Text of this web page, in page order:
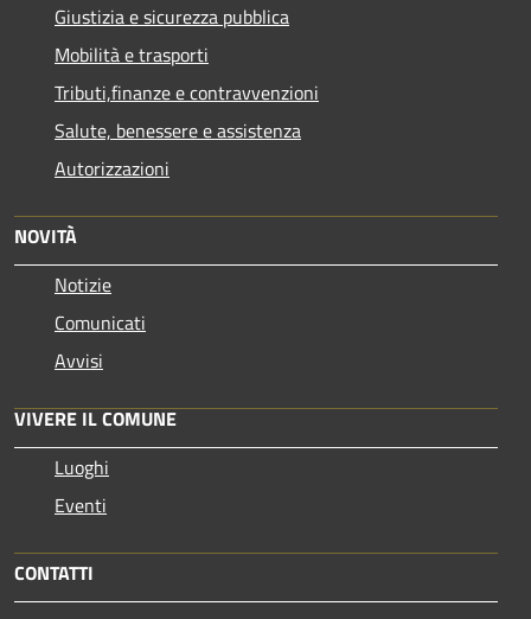
Giustizia e sicurezza pubblica
Mobilità e trasporti
Tributi,finanze e contravvenzioni
Salute, benessere e assistenza
Autorizzazioni
NOVITÀ
Notizie
Comunicati
Avvisi
VIVERE IL COMUNE
Luoghi
Eventi
CONTATTI